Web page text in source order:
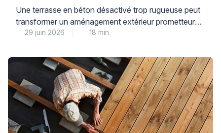
confortable ?
Une terrasse en béton désactivé trop rugueuse peut
transformer un aménagement extérieur prometteur
en véritable inconfort au quotidien, mais plusieurs
surface agréable sans nécessairement tout refaire.
Ce défaut résulte généralement d’une mise en œuvre
inadaptée – dosage du désactivant mal calibré,
lavage trop agressif ou choix de granulats inadéquats
[…]
29 juin 2026 18 min